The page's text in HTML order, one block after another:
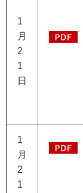
1
月
2
1
日
1
月
2
1